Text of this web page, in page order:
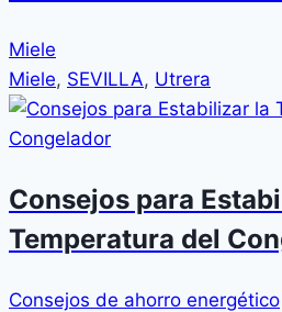
Miele
Miele, SEVILLA, Utrera
Consejos para
Temperatura del
Consejos de ahorro energético